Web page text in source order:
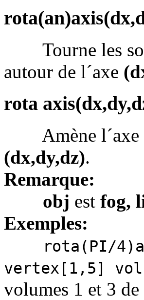
Tourne les
autour de l´axe
rota
Amène l´axe
(dx,dy,dz).
Remarque:
obj est fog,
Exemples:
rota(PI/
vertex[1,5]
volumes 1 et 3